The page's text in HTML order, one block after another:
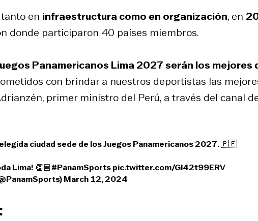
en infraestructura como en organización, en
donde participaron 40 países miembros.
Panamericanos Lima 2027 serán los mejores
con brindar a nuestros deportistas las
primer ministro del Perú, a través del canal
elegida ciudad sede de los Juegos Panamericanos 2027. 🇵🇪
Lima! 👏🏼#PanamSportspic.twitter.com/Gl42t99ERV
March 12, 2024